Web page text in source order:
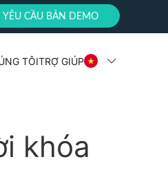
YÊU CẦU BẢN DEMO
TÔITRỢ GIÚP
khóa